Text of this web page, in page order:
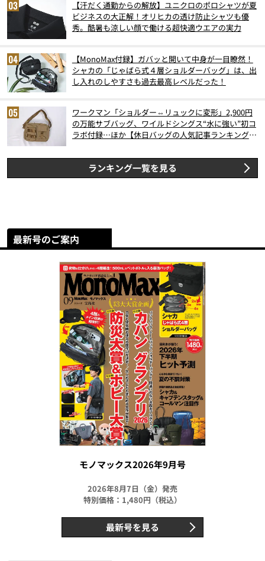
【汗だく通勤からの解放】ユニクロのポロシャツが夏
ビジネスの大正解！オリヒカの透け防止シャツも優
秀。酷暑も涼しい顔で働ける超快適ウエアの実力
【MonoMax付録】ガバッと開いて中身が一目瞭然！
シャカの「じゃばら式４層ショルダーバッグ」は、出
し入れのしやすさも過去最高レベルだった！
ワークマン「ショルダー⇔リュックに変形」2,900円
の万能サブバッグ、ワイルドシングス“水に強い”初コ
ラボ付録…ほか【休日バッグの人気記事ランキングベ
ランキング一覧を見る
最新号のご案内
モノマックス2026年9月号
2026年8月7日（金）発売
特別価格：1,480円（税込）
最新号を見る